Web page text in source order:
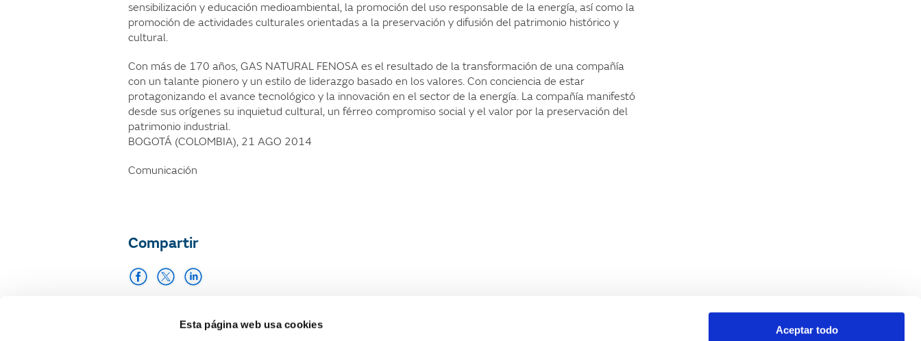
Esta página web usa cookies
Aceptar todo
sensibilización y educación medioambiental, la promoción del uso responsable de la energía, así como la
promoción de actividades culturales orientadas a la preservación y difusión del patrimonio histórico y
cultural.
Con más de 170 años, GAS NATURAL FENOSA es el resultado de la transformación de una compañía
con un talante pionero y un estilo de liderazgo basado en los valores. Con conciencia de estar
protagonizando el avance tecnológico y la innovación en el sector de la energía. La compañía manifestó
desde sus orígenes su inquietud cultural, un férreo compromiso social y el valor por la preservación del
patrimonio industrial.
BOGOTÁ (COLOMBIA), 21 AGO 2014
Comunicación
Compartir
Imprimir